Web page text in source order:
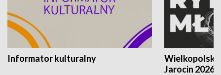
Informator kulturalny
Jarocin 2026